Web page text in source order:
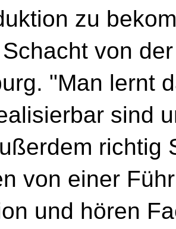
zu
von
"Man lernt
sind
richtig
von einer
und hören